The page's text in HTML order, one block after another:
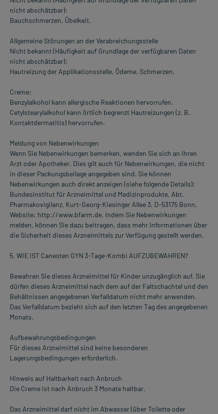
nicht abschätzbar):
Bauchschmerzen, Übelkeit.
Allgemeine Störungen an der Verabreichungsstelle
Nicht bekannt (Häufigkeit auf Grundlage der verfügbaren Daten
nicht abschätzbar):
Hautreizung der Applikationsstelle, Ödeme, Schmerzen.
Creme:
Benzylalkohol kann allergische Reaktionen hervorrufen.
Cetylstearylalkohol kann örtlich begrenzt Hautreizungen (z. B.
Kontaktdermatitis) hervorrufen.
Meldung von Nebenwirkungen
Wenn Sie Nebenwirkungen bemerken, wenden Sie sich an Ihren
Arzt oder Apotheker. Dies gilt auch für Nebenwirkungen, die nicht
in dieser Packungsbeilage angegeben sind. Sie können
Nebenwirkungen auch direkt anzeigen (siehe folgende Details):
Bundesinstitut für Arzneimittel und Medizinprodukte, Abt.
Pharmakovigilanz, Kurt-Georg-Kiesinger Allee 3, D-53175 Bonn,
Website: http://www.bfarm.de. Indem Sie Nebenwirkungen
melden, können Sie dazu beitragen, dass mehr Informationen über
die Sicherheit dieses Arzneimittels zur Verfügung gestellt werden.
5. WIE IST Canesten GYN 3-Tage-Kombi AUFZUBEWAHREN?
Bewahren Sie dieses Arzneimittel für Kinder unzugänglich auf. Sie
dürfen dieses Arzneimittel nach dem auf der Faltschachtel und den
Behältnissen angegebenen Verfalldatum nicht mehr anwenden.
Das Verfalldatum bezieht sich auf den letzten Tag des angegebenen
Monats.
Aufbewahrungsbedingungen
Für dieses Arzneimittel sind keine besonderen
Lagerungsbedingungen erforderlich.
Hinweis auf Haltbarkeit nach Anbruch
Die Creme ist nach Anbruch 3 Monate haltbar.
Das Arzneimittel darf nicht im Abwasser (über Toilette oder